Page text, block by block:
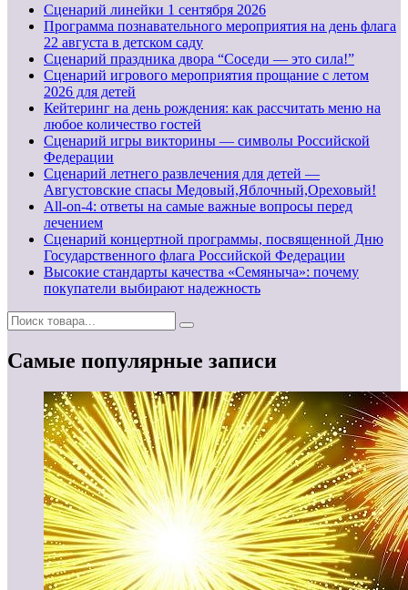
Cценарий линейки 1 сентября 2026
Программа познавательного мероприятия на день флага
22 августа в детском саду
Сценарий праздника двора “Соседи — это сила!”
Сценарий игрового мероприятия прощание с летом
2026 для детей
Кейтеринг на день рождения: как рассчитать меню на
любое количество гостей
Сценарий игры викторины — символы Российской
Федерации
Сценарий летнего развлечения для детей —
Августовские спасы Медовый,Яблочный,Ореховый!
All-on-4: ответы на самые важные вопросы перед
лечением
Сценарий концертной программы, посвященной Дню
Государственного флага Российской Федерации
Высокие стандарты качества «Семяныча»: почему
покупатели выбирают надежность
Самые популярные записи